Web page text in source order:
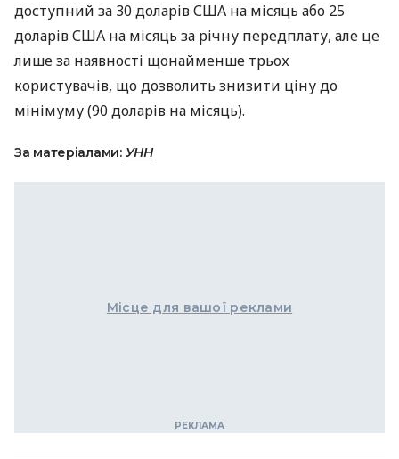
доступний за 30 доларів США на місяць або 25
доларів США на місяць за річну передплату, але це
лише за наявності щонайменше трьох
користувачів, що дозволить знизити ціну до
мінімуму (90 доларів на місяць).
За матеріалами: УНН
Місце для вашої реклами